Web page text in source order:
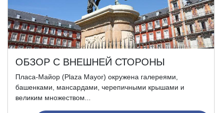
ОБЗОР С ВНЕШНЕЙ СТОРОНЫ
Пласа-Майор (Plaza Mayor) окружена галереями,
башенками, мансардами, черепичными крышами и
великим множеством...